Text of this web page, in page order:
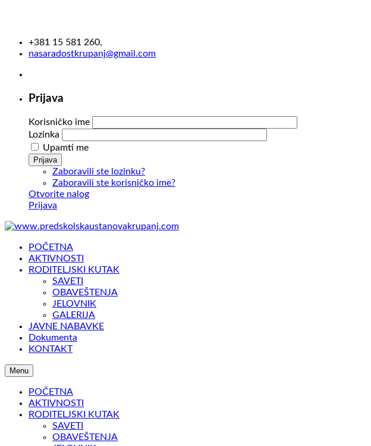
+381 15 581 260,
nasaradostkrupanj@gmail.com
Prijava
Korisničko ime
Lozinka
Upamti me
Prijava
Zaboravili ste lozinku?
Zaboravili ste korisničko ime?
Otvorite nalog
Prijava
POČETNA
AKTIVNOSTI
RODITELJSKI KUTAK
SAVETI
OBAVEŠTENJA
JELOVNIK
GALERIJA
JAVNE NABAVKE
Dokumenta
KONTAKT
Menu
POČETNA
AKTIVNOSTI
RODITELJSKI KUTAK
SAVETI
OBAVEŠTENJA